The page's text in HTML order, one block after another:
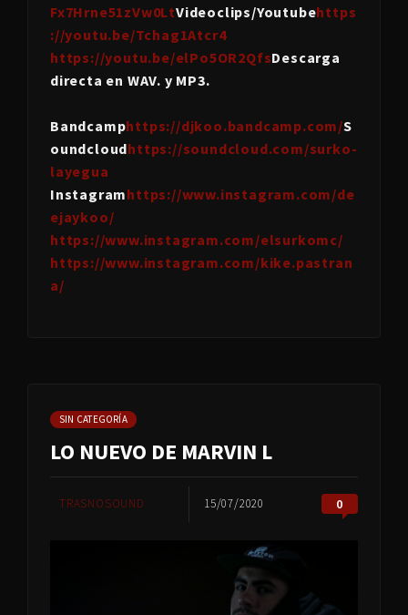
Fx7Hrne51zVw0LtVideoclips/Youtubehttps
://youtu.be/Tchag1Atcr4
https://youtu.be/elPo5OR2QfsDescarga
directa en WAV. y MP3.
Bandcamphttps://djkoo.bandcamp.com/S
oundcloudhttps://soundcloud.com/surko-
layegua
Instagramhttps://www.instagram.com/de
ejaykoo/
https://www.instagram.com/elsurkomc/
https://www.instagram.com/kike.pastran
a/
SIN CATEGORÍA
LO NUEVO DE MARVIN L
TRASNOSOUND 15/07/2020 0